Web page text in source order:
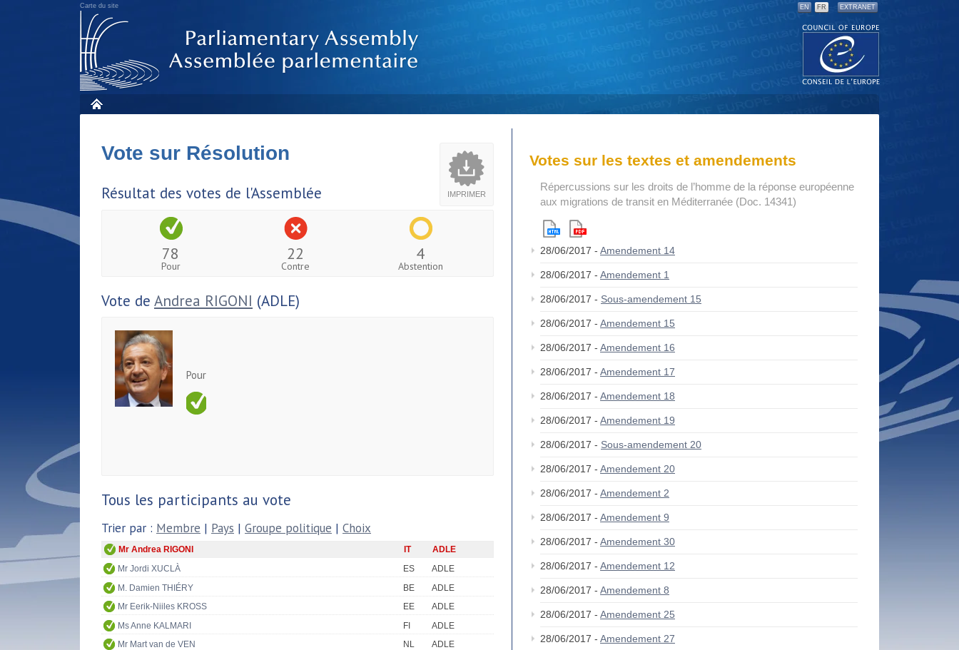
Carte du site EN FR EXTRANET
IMPRIMER
Vote sur Résolution
Résultat des votes de l'Assemblée
78
Pour
22
Contre
4
Abstention
Vote de Andrea RIGONI (ADLE)
Pour
Tous les participants au vote
Trier par : Membre | Pays | Groupe politique | Choix
Mr Andrea RIGONI IT
ADLE
Mr Jordi XUCLÀ
ES
ADLE
M. Damien THIÉRY
BE
ADLE
Mr Eerik-Niiles KROSS
EE
ADLE
Ms Anne KALMARI
FI
ADLE
Mr Mart van de VEN
NL
ADLE
Votes sur les textes et amendements
Répercussions sur les droits de l’homme de la réponse européenne
aux migrations de transit en Méditerranée (Doc. 14341)
28/06/2017 - Amendement 14
28/06/2017 - Amendement 1
28/06/2017 - Sous-amendement 15
28/06/2017 - Amendement 15
28/06/2017 - Amendement 16
28/06/2017 - Amendement 17
28/06/2017 - Amendement 18
28/06/2017 - Amendement 19
28/06/2017 - Sous-amendement 20
28/06/2017 - Amendement 20
28/06/2017 - Amendement 2
28/06/2017 - Amendement 9
28/06/2017 - Amendement 30
28/06/2017 - Amendement 12
28/06/2017 - Amendement 8
28/06/2017 - Amendement 25
28/06/2017 - Amendement 27